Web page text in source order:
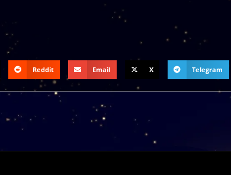
Reddit Email X Telegram